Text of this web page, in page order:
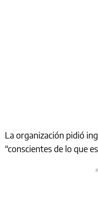
La organización pidió
“conscientes de lo que